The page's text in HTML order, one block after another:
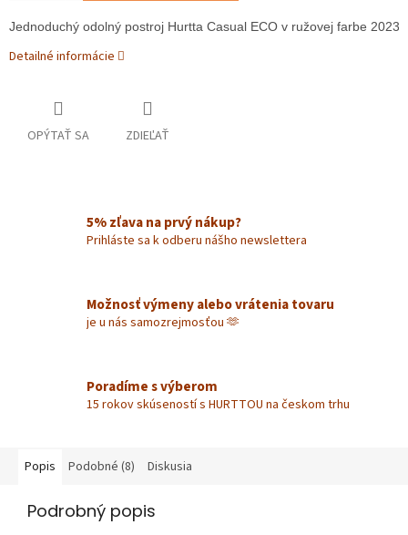
Jednoduchý odolný postroj Hurtta Casual ECO v ružovej farbe 2023
Detailné informácie
OPÝTAŤ SA ZDIEĽAŤ
5% zľava na prvý nákup?
Prihláste sa k odberu nášho newslettera
Možnosť výmeny alebo vrátenia tovaru
je u nás samozrejmosťou 🫶
Poradíme s výberom
15 rokov skúseností s HURTTOU na českom trhu
Popis Podobné (8) Diskusia
Podrobný popis